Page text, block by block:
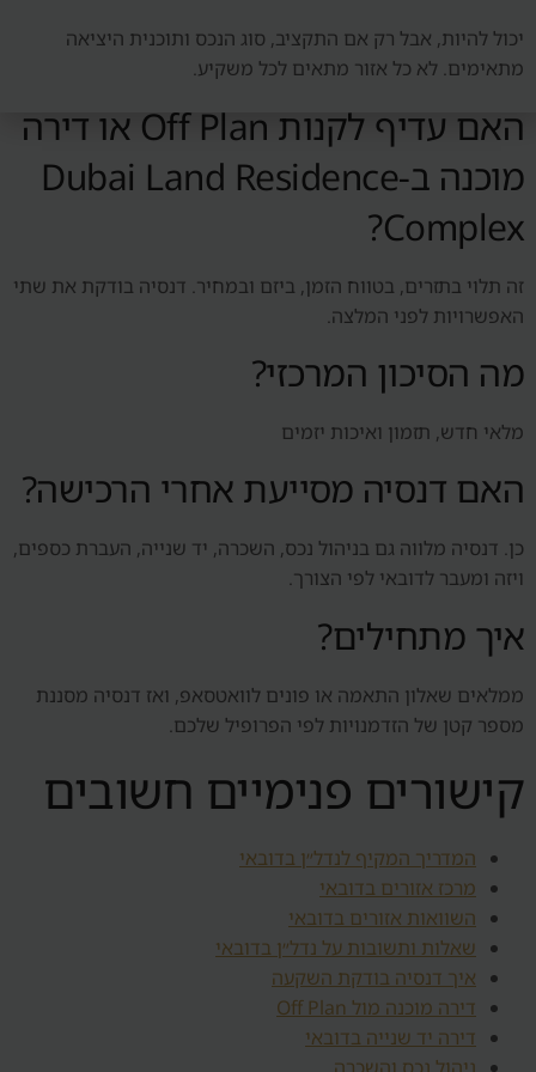
יכול להיות, אבל רק אם התקציב, סוג הנכס ותוכנית היציאה
מתאימים. לא כל אזור מתאים לכל משקיע.
האם עדיף לקנות Off Plan או דירה
מוכנה ב-Dubai Land Residence
Complex?
זה תלוי בתזרים, בטווח הזמן, ביזם ובמחיר. דנסיה בודקת את שתי
האפשרויות לפני המלצה.
מה הסיכון המרכזי?
מלאי חדש, תזמון ואיכות יזמים
האם דנסיה מסייעת אחרי הרכישה?
כן. דנסיה מלווה גם בניהול נכס, השכרה, יד שנייה, העברת כספים,
ויזה ומעבר לדובאי לפי הצורך.
איך מתחילים?
ממלאים שאלון התאמה או פונים לוואטסאפ, ואז דנסיה מסננת
מספר קטן של הזדמנויות לפי הפרופיל שלכם.
קישורים פנימיים חשובים
המדריך המקיף לנדל״ן בדובאי
מרכז אזורים בדובאי
השוואות אזורים בדובאי
שאלות ותשובות על נדל״ן בדובאי
איך דנסיה בודקת השקעה
דירה מוכנה מול Off Plan
דירה יד שנייה בדובאי